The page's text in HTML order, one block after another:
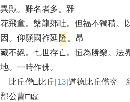
異獸。難名者多。雜
花飛童。槃龍郊吐。但福不獨積。
因 。仰願國祚延 隆。昂
藏不絕。七世存亡。恒為勝樂。法
地。一時作佛。
比丘僧□比丘 [13]道德比丘僧究
郡公曹□虛